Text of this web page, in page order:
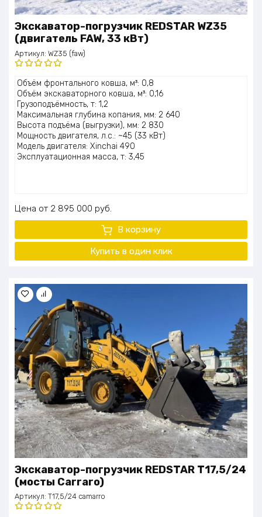
Экскаватор-погрузчик REDSTAR WZ35
(двигатель FAW, 33 кВт)
Артикул: WZ35 (faw)
Оценка
5.00из 5
Объём фронтального ковша, м³: 0,8
Объём экскаваторного ковша, м³: 0,16
Грузоподъёмность, т: 1,2
Максимальная глубина копания, мм: 2 640
Высота подъёма (выгрузки), мм: 2 830
Мощность двигателя, л.с.: ~45 (33 кВт)
Модель двигателя: Xinchai 490
Эксплуатационная масса, т: 3,45
Цена 2 895 000 руб.
В корзину
Купить в один клик
Экскаватор-погрузчик REDSTAR T17,5/24
(мосты Carraro)
Артикул: T17,5/24 camarro